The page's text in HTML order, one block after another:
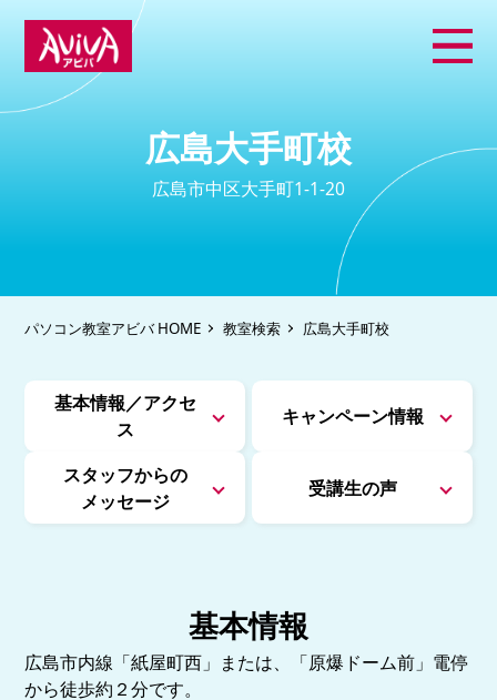
広島大手町校
広島市中区大手町1-1-20
パソコン教室アビバ HOME 教室検索 広島大手町校
基本情報／アクセ
ス
キャンペーン情報
スタッフからの
メッセージ
受講生の声
基本情報
広島市内線「紙屋町西」または、「原爆ドーム前」電停
から徒歩約２分です。